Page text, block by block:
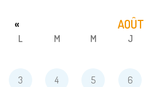
AOÛT
«
L M M J
3 4 5 6